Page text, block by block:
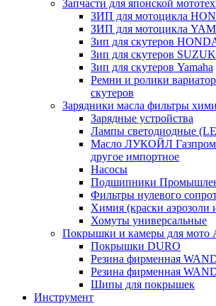
Запчасти для японской
ЗИП для мотоцикла
ЗИП для мотоцикла
Зип для скутеров
Зип для скутеров
Зип для скутеров Yamaha
Ремни и ролики
скутеров
Зарядники масла фильтры
Зарядные устройства
Лампы светодиодные
Масло ЛУКОЙЛ
другое импортное
Насосы
Подшипники
Фильтры нулевого
Химия (краски аэрозоли
Хомуты универсальные
Покрышки и камеры для мото
Покрышки DURO
Резина фирменная
Резина фирменная
Шипы для покрышек
Инструмент